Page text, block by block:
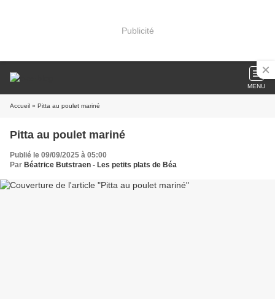
Publicité
MENU
Accueil » Pitta au poulet mariné
Pitta au poulet mariné
Publié le 09/09/2025 à 05:00
Par Béatrice Butstraen - Les petits plats de Béa